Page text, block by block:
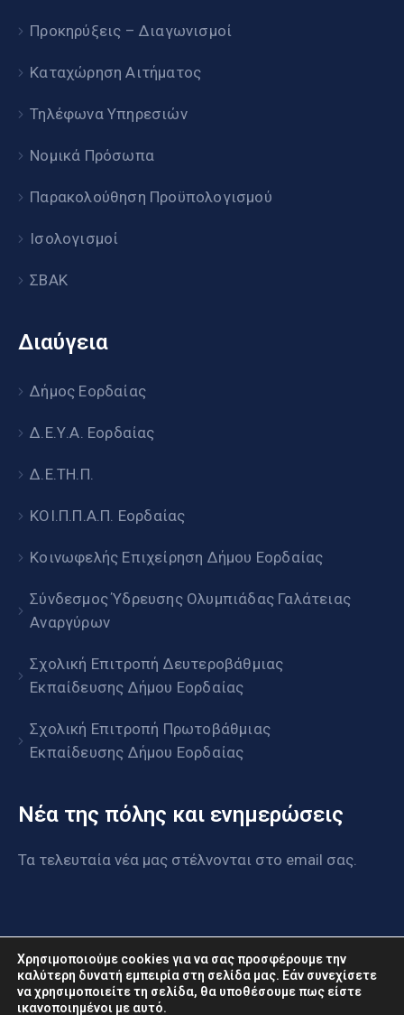
Προκηρύξεις – Διαγωνισμοί
Καταχώρηση Αιτήματος
Τηλέφωνα Υπηρεσιών
Νομικά Πρόσωπα
Παρακολούθηση Προϋπολογισμού
Ισολογισμοί
ΣΒΑΚ
Διαύγεια
Δήμος Εορδαίας
Δ.Ε.Υ.Α. Εορδαίας
Δ.Ε.ΤΗ.Π.
ΚΟΙ.Π.Π.Α.Π. Εορδαίας
Κοινωφελής Επιχείρηση Δήμου Εορδαίας
Σύνδεσμος Ύδρευσης Ολυμπιάδας Γαλάτειας
Αναργύρων
Σχολική Επιτροπή Δευτεροβάθμιας
Εκπαίδευσης Δήμου Εορδαίας
Σχολική Επιτροπή Πρωτοβάθμιας
Εκπαίδευσης Δήμου Εορδαίας
Νέα της πόλης και ενημερώσεις
Τα τελευταία νέα μας στέλνονται στο email σας.
www.eordaia.gov.gr © 2022. Με επιφύλαξη παντός
Χρησιμοποιούμε cookies για να σας προσφέρουμε την
καλύτερη δυνατή εμπειρία στη σελίδα μας. Εάν συνεχίσετε
να χρησιμοποιείτε τη σελίδα, θα υποθέσουμε πως είστε
ικανοποιημένοι με αυτό.